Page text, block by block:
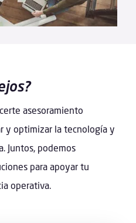
asesoramiento
y optimizar la tecnología y
Juntos, podemos
para apoyar tu
operativa.